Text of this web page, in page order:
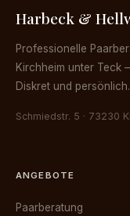
Harbeck &
Professionelle
Kirchheim unter Teck
Diskret und persönlich.
Schmiedstr. 5 · 73230
ANGEBOTE
Paarberatung